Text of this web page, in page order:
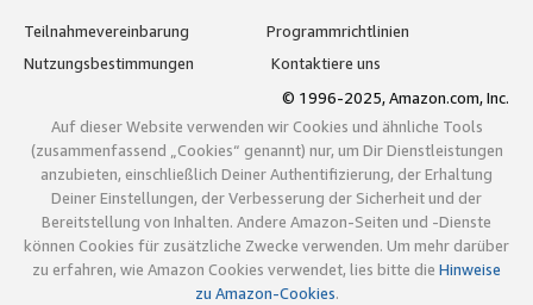
Teilnahmevereinbarung
Programmrichtlinien
Nutzungsbestimmungen
Kontaktiere uns
© 1996-2025, Amazon.com, Inc.
Auf dieser Website verwenden wir Cookies und ähnliche Tools
(zusammenfassend „Cookies“ genannt) nur, um Dir Dienstleistungen
anzubieten, einschließlich Deiner Authentifizierung, der Erhaltung
Deiner Einstellungen, der Verbesserung der Sicherheit und der
Bereitstellung von Inhalten. Andere Amazon-Seiten und -Dienste
können Cookies für zusätzliche Zwecke verwenden. Um mehr darüber
zu erfahren, wie Amazon Cookies verwendet, lies bitte die Hinweise
zu Amazon-Cookies.